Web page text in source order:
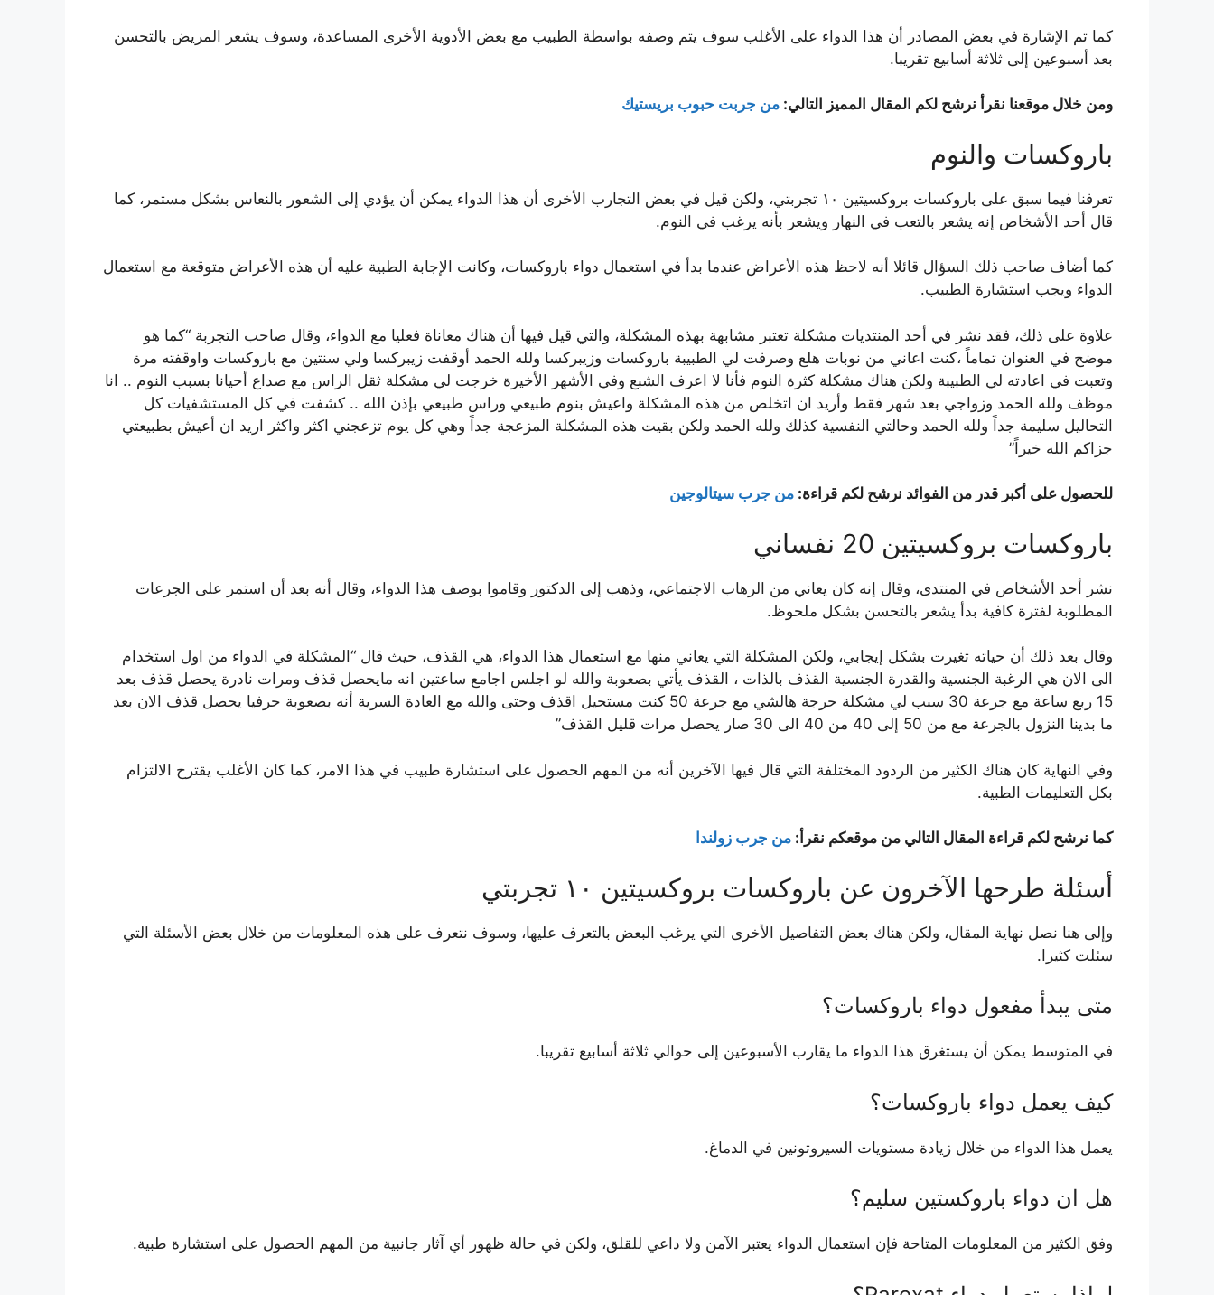
كما تم الإشارة في بعض المصادر أن هذا الدواء على الأغلب سوف يتم وصفه بواسطة الطبيب مع بعض الأدوية الأخرى المساعدة، وسوف يشعر المريض بالتحسن
بعد أسبوعين إلى ثلاثة أسابيع تقريبا.
ومن خلال موقعنا نقرأ نرشح لكم المقال المميز التالي: من جربت حبوب بريستيك
باروكسات والنوم
تعرفنا فيما سبق على باروكسات بروكسيتين ١٠ تجربتي، ولكن قيل في بعض التجارب الأخرى أن هذا الدواء يمكن أن يؤدي إلى الشعور بالنعاس بشكل مستمر، كما
قال أحد الأشخاص إنه يشعر بالتعب في النهار ويشعر بأنه يرغب في النوم.
كما أضاف صاحب ذلك السؤال قائلا أنه لاحظ هذه الأعراض عندما بدأ في استعمال دواء باروكسات، وكانت الإجابة الطبية عليه أن هذه الأعراض متوقعة مع استعمال
الدواء ويجب استشارة الطبيب.
علاوة على ذلك، فقد نشر في أحد المنتديات مشكلة تعتبر مشابهة بهذه المشكلة، والتي قيل فيها أن هناك معاناة فعليا مع الدواء، وقال صاحب التجربة “كما هو
موضح في العنوان تماماً ،كنت اعاني من نوبات هلع وصرفت لي الطبيبة باروكسات وزيبركسا ولله الحمد أوقفت زيبركسا ولي سنتين مع باروكسات واوقفته مرة
وتعبت في اعادته لي الطبيبة ولكن هناك مشكلة كثرة النوم فأنا لا اعرف الشبع وفي الأشهر الأخيرة خرجت لي مشكلة ثقل الراس مع صداع أحيانا بسبب النوم .. انا
موظف ولله الحمد وزواجي بعد شهر فقط وأريد ان اتخلص من هذه المشكلة واعيش بنوم طبيعي وراس طبيعي بإذن الله .. كشفت في كل المستشفيات كل
التحاليل سليمة جداً ولله الحمد وحالتي النفسية كذلك ولله الحمد ولكن بقيت هذه المشكلة المزعجة جداً وهي كل يوم تزعجني اكثر واكثر اريد ان أعيش بطبيعتي
جزاكم الله خيراً”
للحصول على أكبر قدر من الفوائد نرشح لكم قراءة: من جرب سيتالوجين
باروكسات بروكسيتين 20 نفساني
نشر أحد الأشخاص في المنتدى، وقال إنه كان يعاني من الرهاب الاجتماعي، وذهب إلى الدكتور وقاموا بوصف هذا الدواء، وقال أنه بعد أن استمر على الجرعات
المطلوبة لفترة كافية بدأ يشعر بالتحسن بشكل ملحوظ.
وقال بعد ذلك أن حياته تغيرت بشكل إيجابي، ولكن المشكلة التي يعاني منها مع استعمال هذا الدواء، هي القذف، حيث قال “المشكلة في الدواء من اول استخدام
الى الان هي الرغبة الجنسية والقدرة الجنسية القذف بالذات ، القذف يأتي بصعوبة والله لو اجلس اجامع ساعتين انه مايحصل قذف ومرات نادرة يحصل قذف بعد
15 ربع ساعة مع جرعة 30 سبب لي مشكلة حرجة هالشي مع جرعة 50 كنت مستحيل اقذف وحتى والله مع العادة السرية أنه بصعوبة حرفيا يحصل قذف الان بعد
ما بدينا النزول بالجرعة مع من 50 إلى 40 من 40 الى 30 صار يحصل مرات قليل القذف”
وفي النهاية كان هناك الكثير من الردود المختلفة التي قال فيها الآخرين أنه من المهم الحصول على استشارة طبيب في هذا الامر، كما كان الأغلب يقترح الالتزام
بكل التعليمات الطبية.
كما نرشح لكم قراءة المقال التالي من موقعكم نقرأ: من جرب زولندا
أسئلة طرحها الآخرون عن باروكسات بروكسيتين ١٠ تجربتي
وإلى هنا نصل نهاية المقال، ولكن هناك بعض التفاصيل الأخرى التي يرغب البعض بالتعرف عليها، وسوف نتعرف على هذه المعلومات من خلال بعض الأسئلة التي
سئلت كثيرا.
متى يبدأ مفعول دواء باروكسات؟
في المتوسط يمكن أن يستغرق هذا الدواء ما يقارب الأسبوعين إلى حوالي ثلاثة أسابيع تقريبا.
كيف يعمل دواء باروكسات؟
يعمل هذا الدواء من خلال زيادة مستويات السيروتونين في الدماغ.
هل ان دواء باروكستين سليم؟
وفق الكثير من المعلومات المتاحة فإن استعمال الدواء يعتبر الآمن ولا داعي للقلق، ولكن في حالة ظهور أي آثار جانبية من المهم الحصول على استشارة طبية.